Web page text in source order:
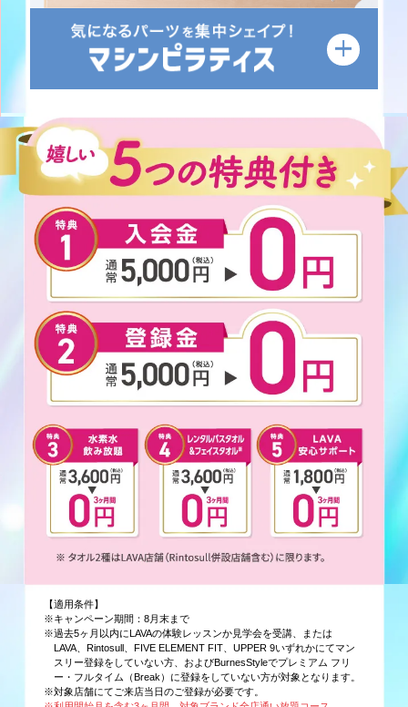
【適用条件】
※キャンペーン期間：8月末まで
※過去5ヶ月以内にLAVAの体験レッスンか見学会を受講、または
LAVA、Rintosull、FIVE ELEMENT FIT、UPPER 9いずれかにてマン
スリー登録をしていない方、およびBurnesStyleでプレミアム フリ
ー・フルタイム（Break）に登録をしていない方が対象となります。
※対象店舗にてご来店当日のご登録が必要です。